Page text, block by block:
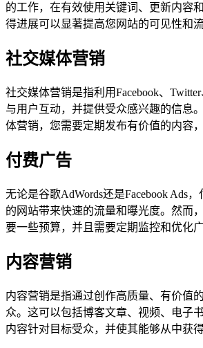
的工作，在有效使用关键词、更新内容
得进展可以显著提高您网站的可见性和流
社交媒体营销
社交媒体营销是指利用Facebook、
与用户互动，并提供受众感兴趣的信息
体营销，您需要定期发布有价值的内容
付费广告
无论是谷歌AdWords还是Facebook Ads
的网站带来快速的流量和曝光度。然而
要一些预算，并且需要定期监控和优化广
内容营销
内容营销是指通过创作高质量、有价值
众。这可以包括博客文章、视频、电子
内容针对目标受众，并使其能够从中获得